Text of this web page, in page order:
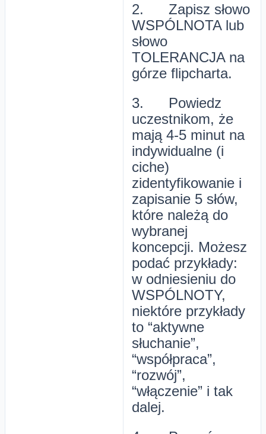
2. Zapisz słowo
WSPÓLNOTA lub
słowo
TOLERANCJA na
górze flipcharta.
3. Powiedz
uczestnikom, że
mają 4-5 minut na
indywidualne (i
ciche)
zidentyfikowanie i
zapisanie 5 słów,
które należą do
wybranej
koncepcji. Możesz
podać przykłady:
w odniesieniu do
WSPÓLNOTY,
niektóre przykłady
to “aktywne
słuchanie”,
“współpraca”,
“rozwój”,
“włączenie” i tak
dalej.